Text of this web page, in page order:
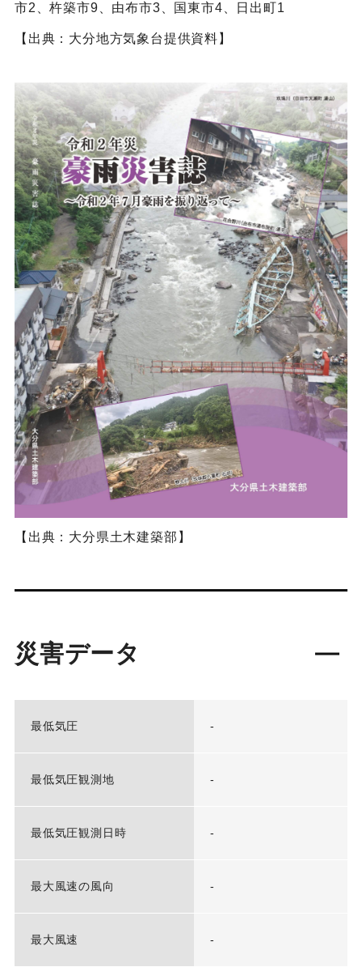
市2、杵築市9、由布市3、国東市4、日出町1
【出典：大分地方気象台提供資料】
【出典：大分県土木建築部】
災害データ
最低気圧 -
最低気圧観測地 -
最低気圧観測日時 -
最大風速の風向 -
最大風速 -